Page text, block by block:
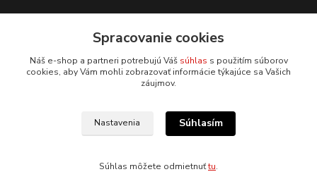
+421 915 526 286
(Po-Pia, 8-17 hod.)
Spracovanie cookies
Náš e-shop a partneri potrebujú Váš súhlas s použitím súborov
cookies, aby Vám mohli zobrazovať informácie týkajúce sa Vašich
záujmov.
Nastavenia Súhlasím
Súhlas môžete odmietnuťtu.